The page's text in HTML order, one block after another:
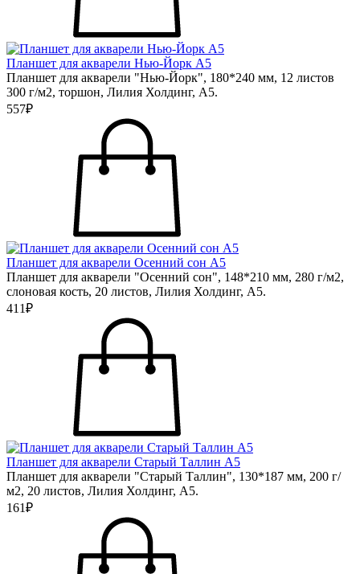
Планшет для акварели Нью-Йорк А5
Планшет для акварели "Нью-Йорк", 180*240 мм, 12 листов
300 г/м2, торшон, Лилия Холдинг, А5.
557₽
Планшет для акварели Осенний сон А5
Планшет для акварели "Осенний сон", 148*210 мм, 280 г/м2,
слоновая кость, 20 листов, Лилия Холдинг, А5.
411₽
Планшет для акварели Старый Таллин А5
Планшет для акварели "Старый Таллин", 130*187 мм, 200 г/
м2, 20 листов, Лилия Холдинг, А5.
161₽